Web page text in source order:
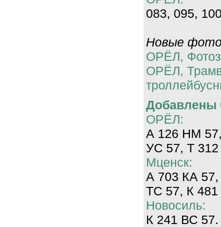
083, 095,
Новые
ОРЁЛ,
ОРЁЛ,
Добавлены
ОРЁЛ:
А 126 НМ
УС 57, Т
Мценск:
А 703 КА
ТС 57, К
Новосиль:
К 241 ВС 57.